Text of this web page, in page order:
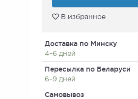
В избранное
Доставка по Минску
4–6 дней
Пересылка по Беларуси
6–9 дней
Самовывоз